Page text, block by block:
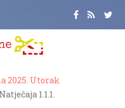
2025. Utorak
1.1.1.